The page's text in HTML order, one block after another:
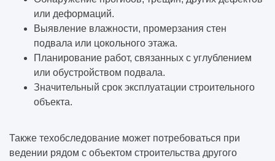
или деформаций.
Выявление влажности, промерзания стен
подвала или цокольного этажа.
Планирование работ, связанных с углублением
или обустройством подвала.
Значительный срок эксплуатации строительного
объекта.
Также техобследование может потребоваться при
ведении рядом с объектом строительства другого